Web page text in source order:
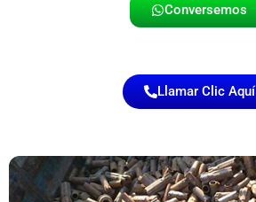
Conversemos
Llamar Clic Aquí